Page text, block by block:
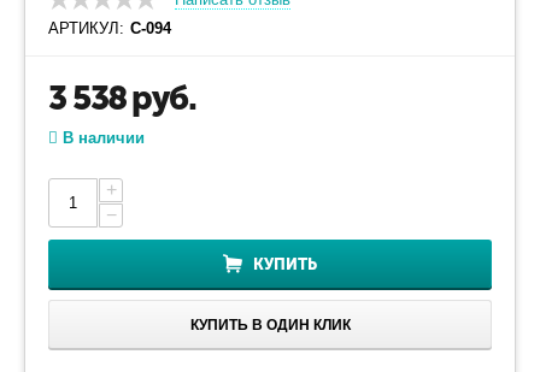
АРТИКУЛ: С-094
3 538руб.
В наличии
+
−
КУПИТЬ
КУПИТЬ В ОДИН КЛИК